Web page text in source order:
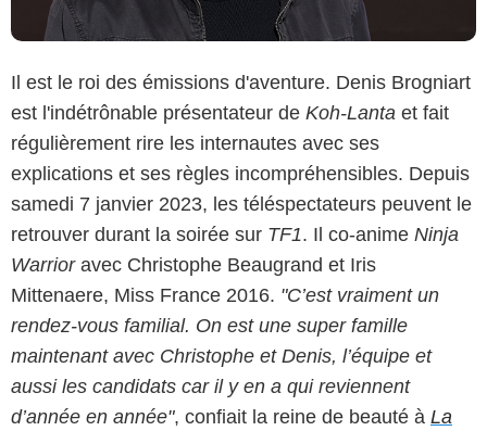
Il est le roi des émissions d'aventure. Denis Brogniart
est l'indétrônable présentateur de Koh-Lanta et fait
régulièrement rire les internautes avec ses
explications et ses règles incompréhensibles. Depuis
samedi 7 janvier 2023, les téléspectateurs peuvent le
retrouver durant la soirée sur TF1. Il co-anime Ninja
Warrioravec Christophe Beaugrand et Iris
Mittenaere, Miss France 2016. "C’est vraiment un
rendez-vous familial. On est une super famille
maintenant avec Christophe et Denis, l’équipe et
aussi les candidats car il y en a qui reviennent
d’année en année", confiait la reine de beauté à La